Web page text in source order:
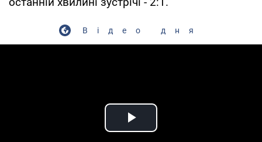
Відео дня
Play Video